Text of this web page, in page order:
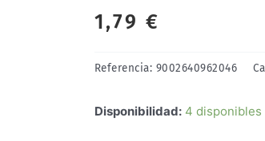
1,79 €
Referencia: 9002640962046
Disponibilidad: 4 disponibles
TOMA